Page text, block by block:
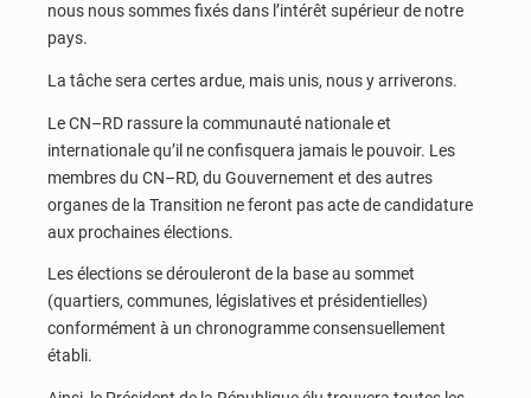
nous nous sommes fixés dans l’intérêt supérieur de notre
pays.
La tâche sera certes ardue, mais unis, nous y arriverons.
Le CN–RD rassure la communauté nationale et
internationale qu’il ne confisquera jamais le pouvoir. Les
membres du CN–RD, du Gouvernement et des autres
organes de la Transition ne feront pas acte de candidature
aux prochaines élections.
Les élections se dérouleront de la base au sommet
(quartiers, communes, législatives et présidentielles)
conformément à un chronogramme consensuellement
établi.